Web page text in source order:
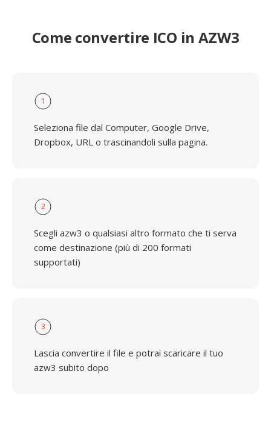
Come convertire ICO in AZW3
1
Seleziona file dal Computer, Google Drive,
Dropbox, URL o trascinandoli sulla pagina.
2
Scegli azw3 o qualsiasi altro formato che ti serva
come destinazione (più di 200 formati
supportati)
3
Lascia convertire il file e potrai scaricare il tuo
azw3 subito dopo